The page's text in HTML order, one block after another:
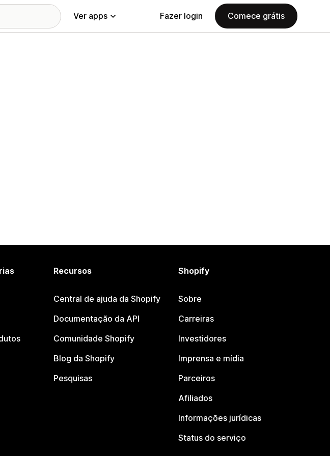
Ver apps Fazer login Comece grátis
Recursos
Central de ajuda da Shopify
Documentação da API
Comunidade Shopify
Blog da Shopify
Pesquisas
Shopify
Sobre
Carreiras
Investidores
Imprensa e mídia
Parceiros
Afiliados
Informações jurídicas
Status do serviço